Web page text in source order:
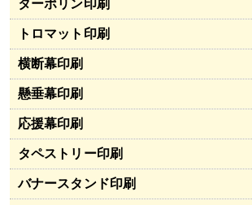
ターポリン印刷
トロマット印刷
横断幕印刷
懸垂幕印刷
応援幕印刷
タペストリー印刷
バナースタンド印刷